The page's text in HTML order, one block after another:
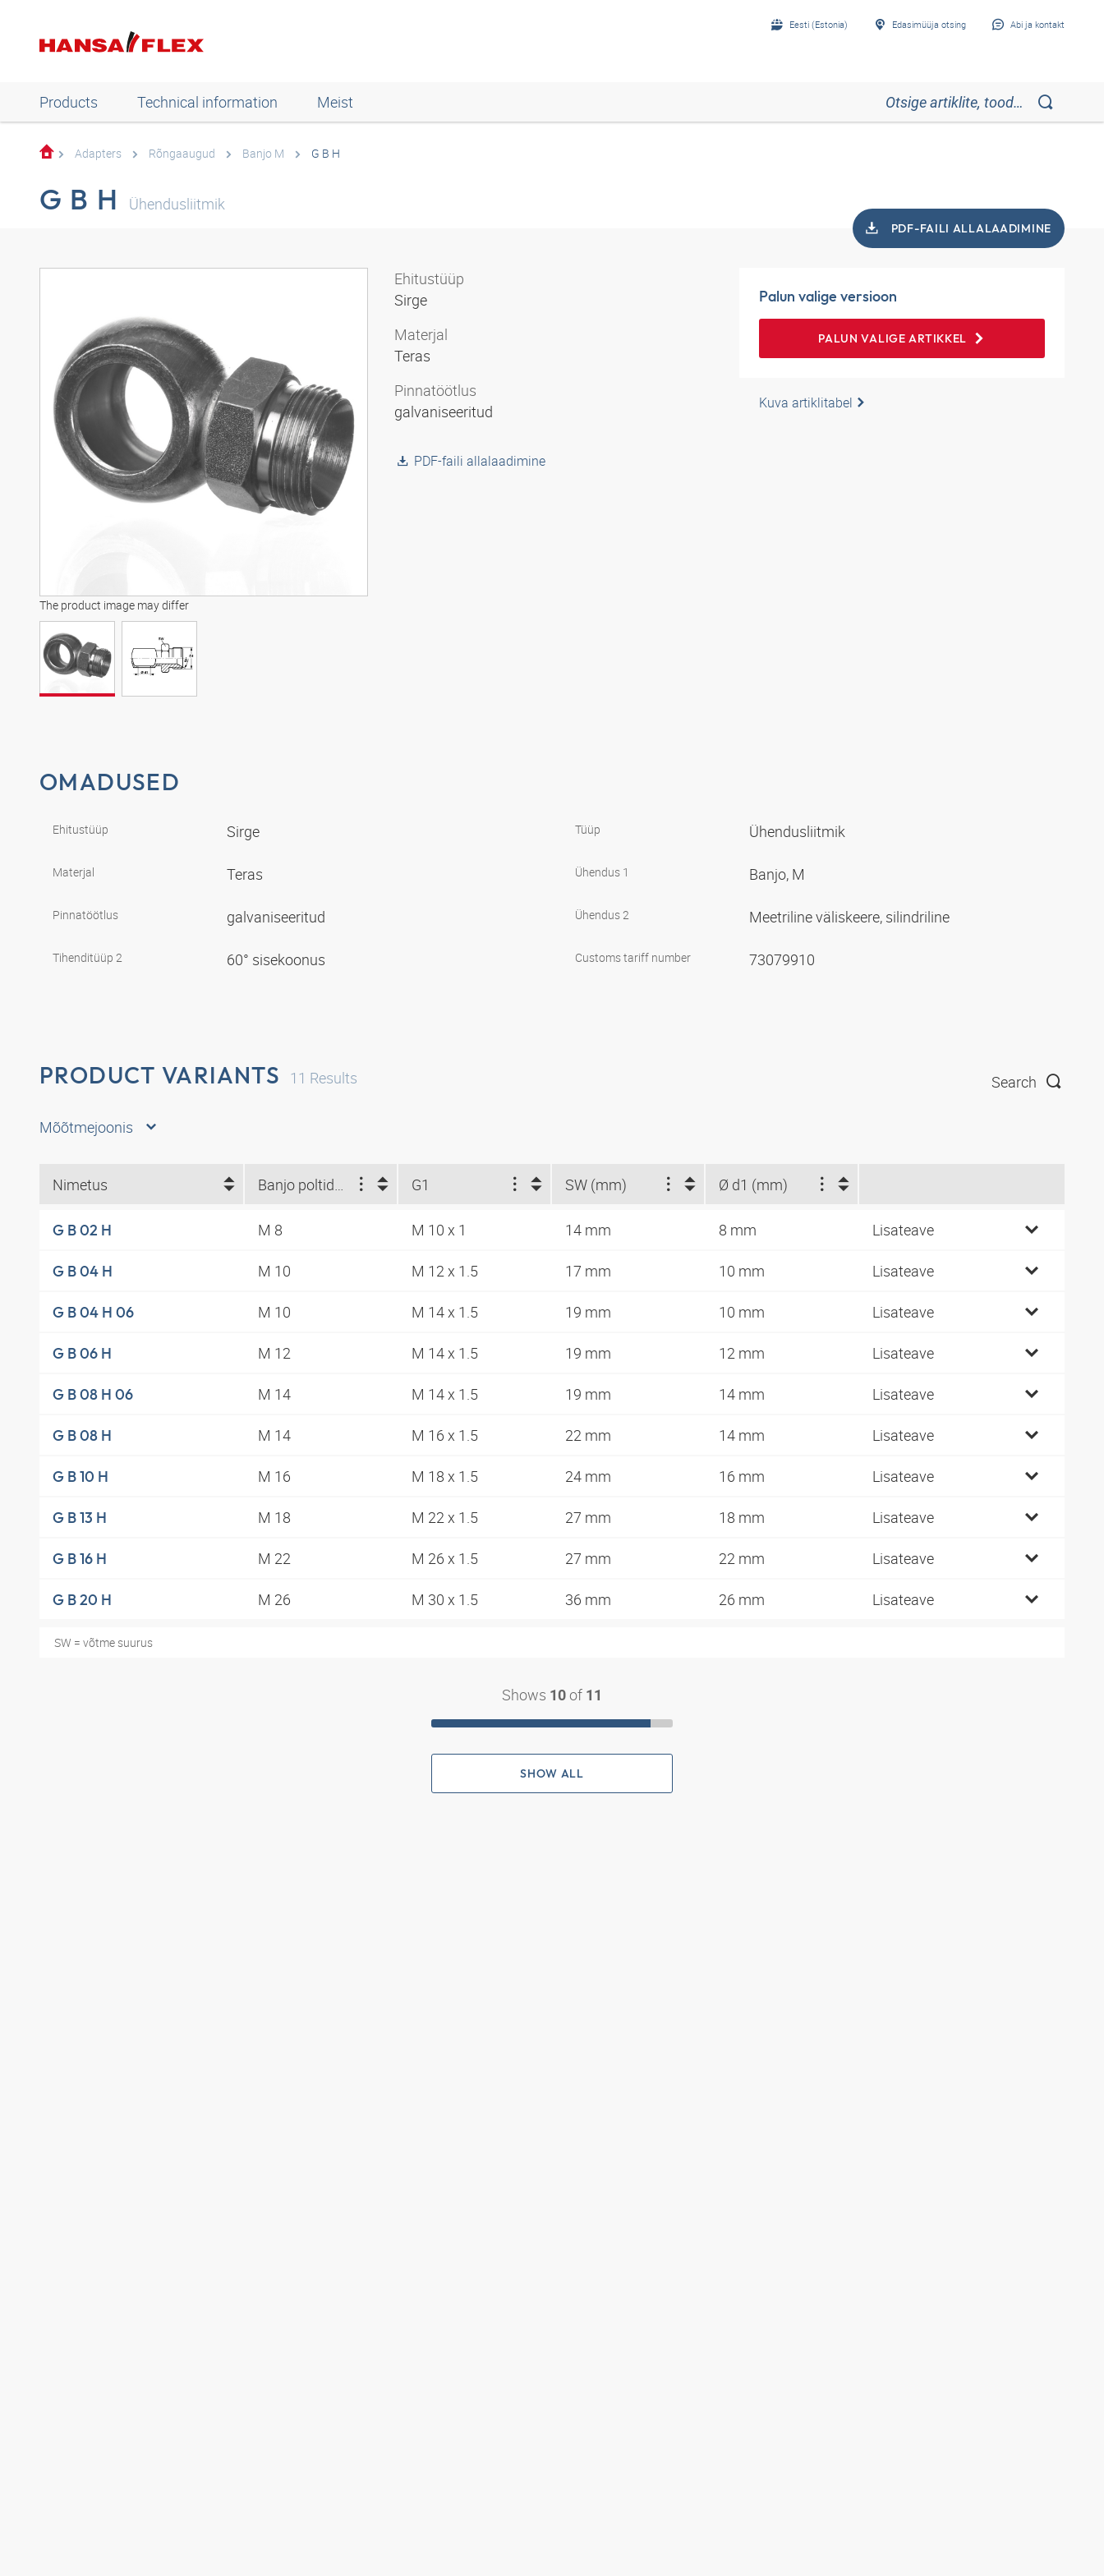
Eesti (Estonia) Edasimüüja otsing Abi ja kontakt
Products Technical information Meist
Adapters Rõngaaugud Banjo M G B H
G B H Ühendusliitmik
PDF-FAILI ALLALAADIMINE
The product image may differ
Ehitustüüp
Sirge
Materjal
Teras
Pinnatöötlus
galvaniseeritud
PDF-faili allalaadimine
Palun valige versioon
PALUN VALIGE ARTIKKEL
Kuva artiklitabel
OMADUSED
Ehitustüüp Sirge
Materjal Teras
Pinnatöötlus galvaniseeritud
Tihenditüüp 2 60° sisekoonus
Tüüp Ühendusliitmik
Ühendus 1 Banjo, M
Ühendus 2 Meetriline väliskeere, silindriline
Customs tariff number 73079910
PRODUCT VARIANTS 11 Results Search
Mõõtmejoonis
Nimetus Banjo poltidele G1 SW (mm) Ø d1 (mm)
G B 02 H M 8 M 10 x 1 14 mm 8 mm Lisateave
G B 04 H M 10 M 12 x 1.5 17 mm 10 mm Lisateave
G B 04 H 06 M 10 M 14 x 1.5 19 mm 10 mm Lisateave
G B 06 H M 12 M 14 x 1.5 19 mm 12 mm Lisateave
G B 08 H 06 M 14 M 14 x 1.5 19 mm 14 mm Lisateave
G B 08 H M 14 M 16 x 1.5 22 mm 14 mm Lisateave
G B 10 H M 16 M 18 x 1.5 24 mm 16 mm Lisateave
G B 13 H M 18 M 22 x 1.5 27 mm 18 mm Lisateave
G B 16 H M 22 M 26 x 1.5 27 mm 22 mm Lisateave
G B 20 H M 26 M 30 x 1.5 36 mm 26 mm Lisateave
SW = võtme suurus
Shows 10 of 11
SHOW ALL